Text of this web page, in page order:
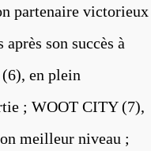
partenaire victorieux
son succès à
en plein
; WOOT CITY (7),
meilleur niveau ;